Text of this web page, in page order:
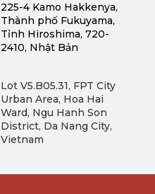
225-4 Kamo Hakkenya,
Thành phố Fukuyama,
Tỉnh Hiroshima, 720-
2410, Nhật Bản
Lot V5.B05.31, FPT City
Urban Area, Hoa Hai
Ward, Ngu Hanh Son
District, Da Nang City,
Vietnam